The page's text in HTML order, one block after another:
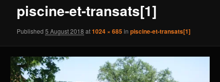
piscine-et-transats[1]
Published5 August 2018 at1024 × 685inpiscine-et-transats[1]